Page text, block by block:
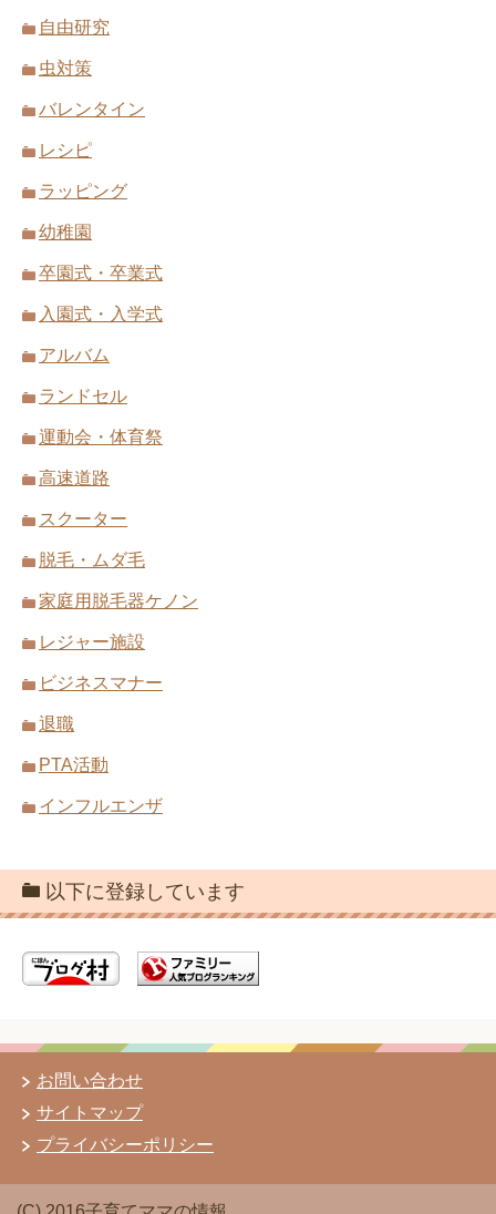
自由研究
虫対策
バレンタイン
レシピ
ラッピング
幼稚園
卒園式・卒業式
入園式・入学式
アルバム
ランドセル
運動会・体育祭
高速道路
スクーター
脱毛・ムダ毛
家庭用脱毛器ケノン
レジャー施設
ビジネスマナー
退職
PTA活動
インフルエンザ
以下に登録しています
お問い合わせ
サイトマップ
プライバシーポリシー